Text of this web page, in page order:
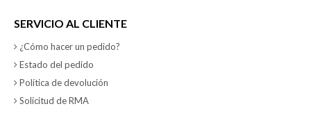
SERVICIO AL CLIENTE
¿Cómo hacer un pedido?
Estado del pedido
Política de devolución
Solicitud de RMA